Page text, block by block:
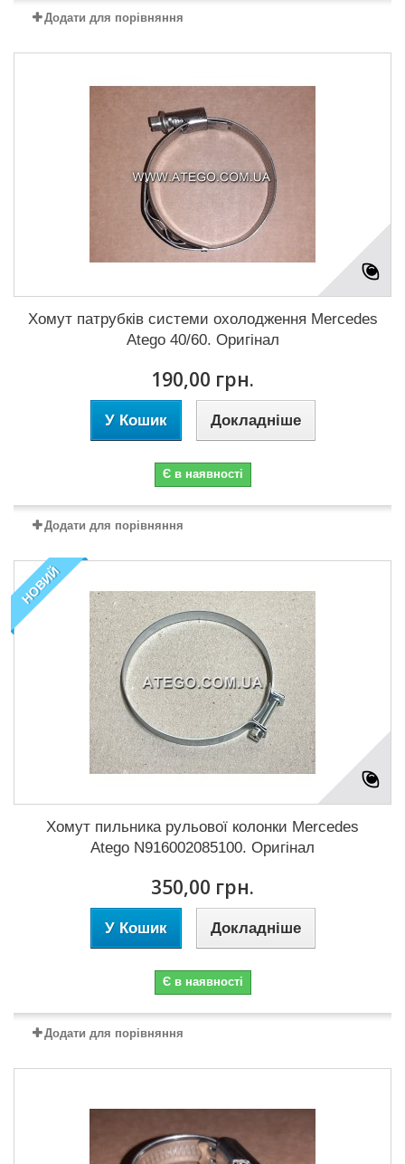
Додати для порівняння
Хомут патрубків системи охолодження Mercedes
Atego 40/60. Оригінал
190,00 грн.
У Кошик Докладніше
Є в наявності
Додати для порівняння
НОВИЙ
Хомут пильника рульової колонки Mercedes
Atego N916002085100. Оригінал
350,00 грн.
У Кошик Докладніше
Є в наявності
Додати для порівняння